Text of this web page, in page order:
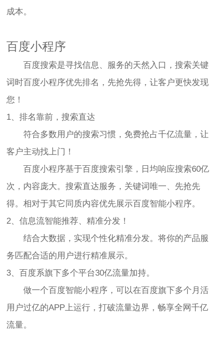
成本。
百度小程序
百度搜索是寻找信息、服务的天然入口，搜索关键
词时百度小程序优先排名，先抢先得，让客户更快发现
您！
1、排名靠前，搜索直达
符合多数用户的搜索习惯，免费抢占千亿流量，让
客户主动找上门！
百度小程序基于百度搜索引擎，日均响应搜索60亿
次，内容庞大。搜索直达服务，关键词唯一、先抢先
得。相对于其它同质内容优先展示百度智能小程序。
2、信息流智能推荐、精准分发！
结合大数据，实现个性化精准分发。将你的产品服
务匹配合适的用户进行精准展示。
3、百度系旗下多个平台30亿流量加持。
做一个百度智能小程序，可以在百度旗下多个月活
用户过亿的APP上运行，打破流量边界，畅享全网千亿
流量。